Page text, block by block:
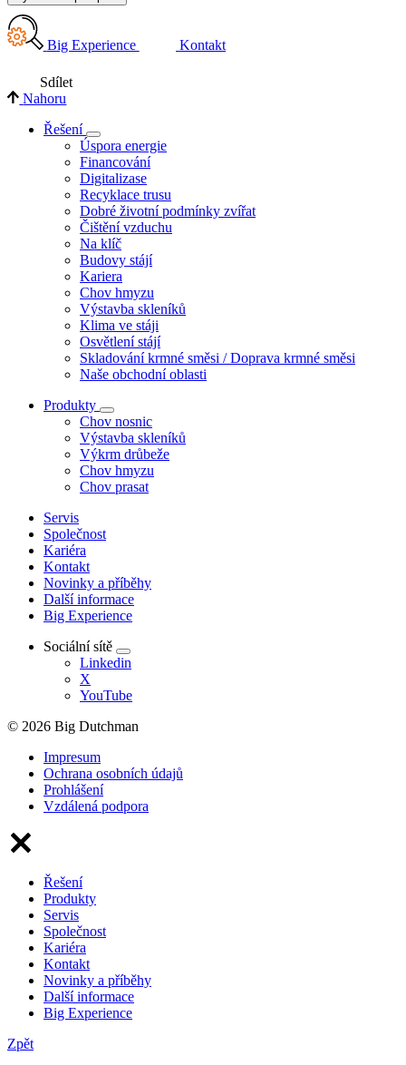
Big Experience Kontakt
Sdílet
Nahoru
Řešení
Úspora energie
Financování
Digitalizase
Recyklace trusu
Dobré životní podmínky zvířat
Čištění vzduchu
Na klíč
Budovy stájí
Kariera
Chov hmyzu
Výstavba skleníků
Klima ve stáji
Osvětlení stájí
Skladování krmné směsi / Doprava krmné směsi
Naše obchodní oblasti
Produkty
Chov nosnic
Výstavba skleníků
Výkrm drůbeže
Chov hmyzu
Chov prasat
Servis
Společnost
Kariéra
Kontakt
Novinky a příběhy
Další informace
Big Experience
Sociální sítě
Linkedin
X
YouTube
© 2026 Big Dutchman
Impresum
Ochrana osobních údajů
Prohlášení
Vzdálená podpora
Řešení
Produkty
Servis
Společnost
Kariéra
Kontakt
Novinky a příběhy
Další informace
Big Experience
Zpět